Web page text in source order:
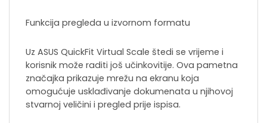
Funkcija pregleda u izvornom formatu
Uz ASUS QuickFit Virtual Scale štedi se vrijeme i
korisnik može raditi još učinkovitije. Ova pametna
značajka prikazuje mrežu na ekranu koja
omogućuje usklađivanje dokumenata u njihovoj
stvarnoj veličini i pregled prije ispisa.